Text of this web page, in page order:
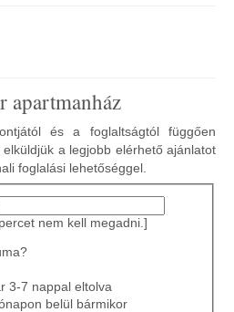
apartmanház
és a foglaltságtól függően
a legjobb elérhető ajánlatot
foglalási lehetőséggel.
nem kell megadni.]
3-7 nappal eltolva
belül bármikor